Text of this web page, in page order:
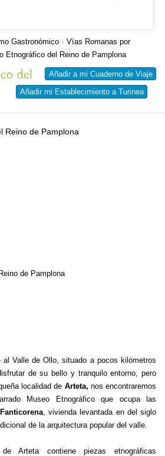
Gastronómico » Vías Romanas por
Etnográfico del Reino de Pamplona
Añadir a mi Cuaderno de Viaje
Añadir mi Establecimiento a Turinea
del
de Pamplona
al Valle de Ollo, situado a pocos kilómetros
de su bello y tranquilo entorno, pero
localidad de Arteta, nos encontraremos
Museo Etnográfico que ocupa las
, vivienda levantada en del siglo
de la arquitectura popular del valle.
Arteta contiene piezas etnográficas